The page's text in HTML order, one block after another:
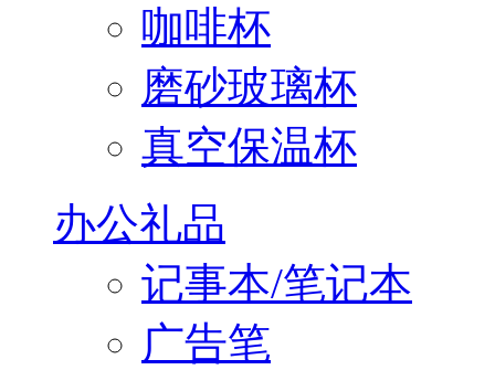
咖啡杯
磨砂玻璃杯
真空保温杯
办公礼品
记事本/笔记本
广告笔